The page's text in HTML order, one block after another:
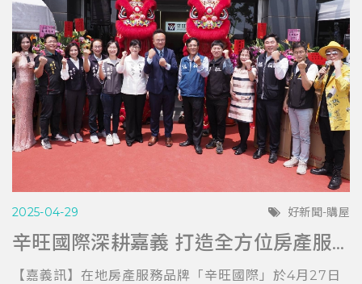
2025-04-29 好新聞-購屋
辛旺國際深耕嘉義 打造全方位房產服務平台 與在地青年共創希望藍圖
【嘉義訊】在地房產服務品牌「辛旺國際」於4月27日